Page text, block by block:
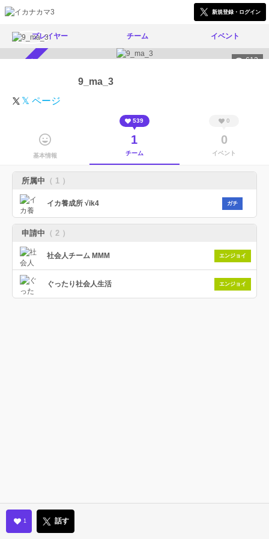
新規登録・ログイン
プレイヤー チーム イベント
613
9_ma_3
𝕏 ページ
基本情報
539
1
チーム
0
0
イベント
所属中 （ 1 ）
イカ養成所 √ik4 ガチ
申請中 （ 2 ）
社会人チーム MMM エンジョイ
ぐったり社会人生活 エンジョイ
1 話す